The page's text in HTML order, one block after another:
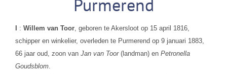
Purmerend
: Willem van Toor, geboren te Akersloot op 15 april 1816,
schipper en winkelier, overleden te Purmerend op 9 januari 1883,
66 jaar oud, zoon van Jan van Toor(landman) en Petronella
Goudsblom.